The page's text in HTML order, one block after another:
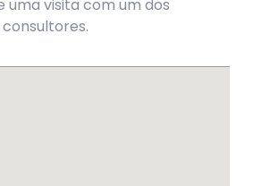
uma visita com um dos
consultores.